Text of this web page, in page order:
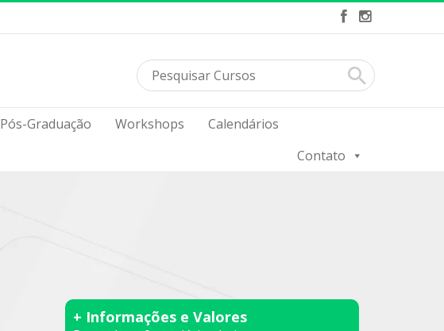
Pós-Graduação Workshops
Calendários
Contato
+ Informações e Valores